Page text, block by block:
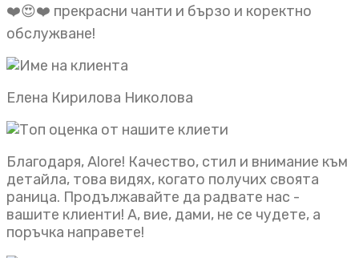
❤️😍❤️ прекрасни чанти и бързо и коректно
обслужване!
Елена Кирилова Николова
Благодаря, Alore! Качество, стил и внимание към
детайла, това видях, когато получих своята
раница. Продължавайте да радвате нас -
вашите клиенти! А, вие, дами, не се чудете, а
поръчка направете!